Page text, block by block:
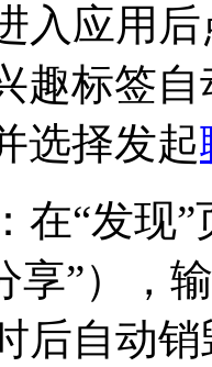
入应用
趣标签
选择发起
在“发现
享”），
后自动